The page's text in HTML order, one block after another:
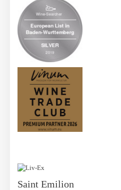
Saint Emilion